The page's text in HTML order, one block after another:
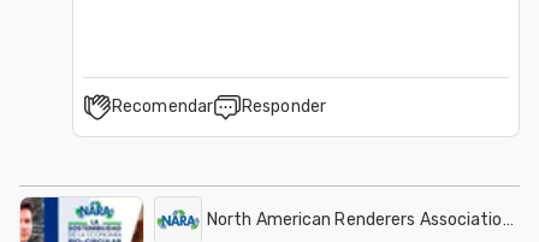
Recomendar Responder
North American Renderers Association